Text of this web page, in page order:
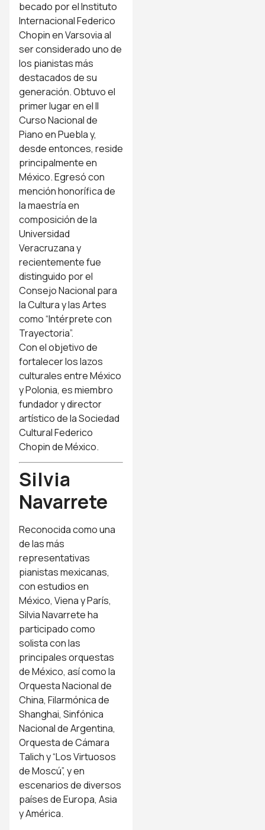
becado por el Instituto
Internacional Federico
Chopin en Varsovia al
ser considerado uno de
los pianistas más
destacados de su
generación. Obtuvo el
primer lugar en el II
Curso Nacional de
Piano en Puebla y,
desde entonces, reside
principalmente en
México. Egresó con
mención honorífica de
la maestría en
composición de la
Universidad
Veracruzana y
recientemente fue
distinguido por el
Consejo Nacional para
la Cultura y las Artes
como “Intérprete con
Trayectoria”.
Con el objetivo de
fortalecer los lazos
culturales entre México
y Polonia, es miembro
fundador y director
artístico de la Sociedad
Cultural Federico
Chopin de México.
Silvia
Navarrete
Reconocida como una
de las más
representativas
pianistas mexicanas,
con estudios en
México, Viena y París,
Silvia Navarrete ha
participado como
solista con las
principales orquestas
de México, así como la
Orquesta Nacional de
China, Filarmónica de
Shanghai, Sinfónica
Nacional de Argentina,
Orquesta de Cámara
Talich y “Los Virtuosos
de Moscú”, y en
escenarios de diversos
países de Europa, Asia
y América.